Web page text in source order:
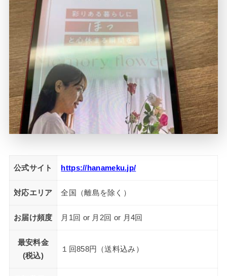
公式サイト https://hanameku.jp/
対応エリア 全国（離島を除く）
お届け頻度 月1回 or 月2回 or 月4回
最安料金
(税込)
１回858円（送料込み）